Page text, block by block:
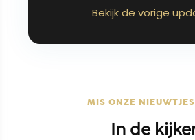
Bekijk de vorige
MIS ONZE
In de